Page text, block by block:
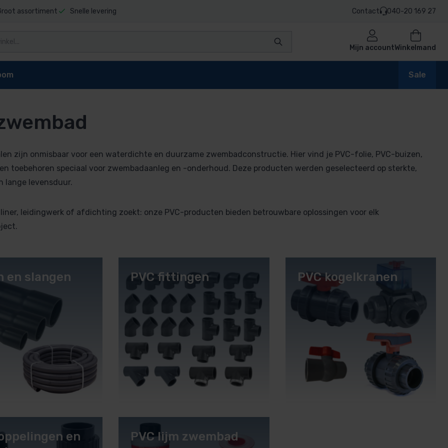
assortiment Snelle levering Contact 040-20 169 27
Mijn accountWinkelmand
en appendages
Sale
zijn onmisbaar voor een waterdichte en duurzame zwembadconstructie. Hier vind je PVC-folie, PVC-buizen,
toebehoren speciaal voor zwembadaanleg en -onderhoud. Deze producten werden geselecteerd op sterkte,
lange levensduur.
leidingwerk of afdichting zoekt: onze PVC-producten bieden betrouwbare oplossingen voor elk
en slangen PVC fittingen PVC kogelkranen
en
PVC lijm zwembad